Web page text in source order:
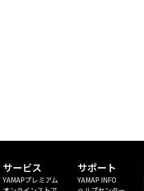
サービス
YAMAPプレミアム
サポート
YAMAP INFO